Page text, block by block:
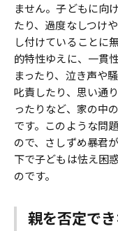
ません。子どもに向
たり、過度なしつけ
し付けていることに
的特性ゆえに、一貫
まったり、泣き声や
叱責したり、思い通
ったりなど、家の中
です。このような問
ので、さしずめ暴君
下で子どもは怯え困
のです。
親を否定で